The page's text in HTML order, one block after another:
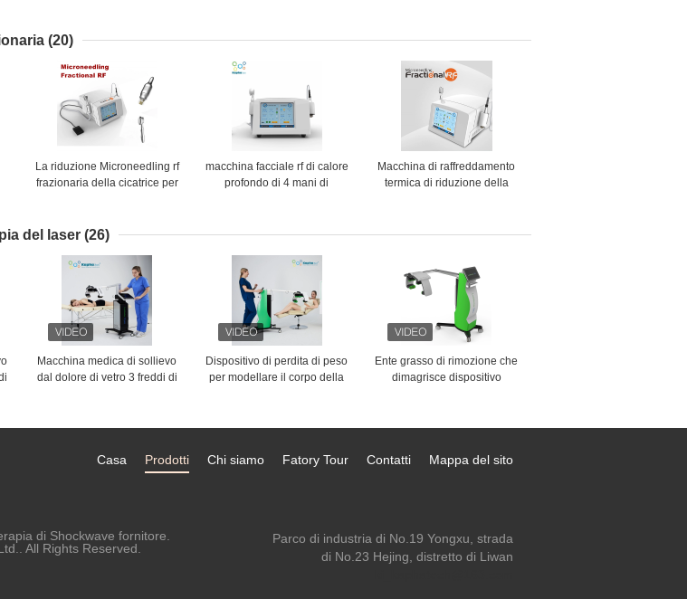
maniglia tutte le parti del
(20)
La riduzione Microneedling rf
frazionaria della cicatrice per
macchina
macchina facciale rf di calore
profondo di 4 mani di
Macchina di raffreddamento
termica di riduzione della
rf Microneedle
del laser (26)
Macchina medica di sollievo
dal dolore di vetro 3 freddi di
Dispositivo di perdita di peso
per modellare il corpo della
da 532 nm
Ente grasso di rimozione che
dimagrisce dispositivo
Mappa del sito
Contatti
Fatory Tour
Chi siamo
Prodotti
Casa
di Shockwave fornitore.
All Rights Reserved.
Parco di industria di No.19 Yongxu, strada
di No.23 Hejing, distretto di Liwan